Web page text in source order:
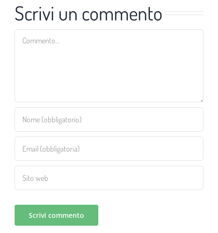
Scrivi un commento
Commento